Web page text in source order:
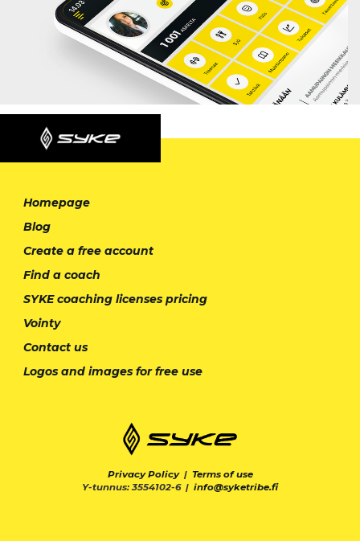
Homepage
Blog
Create a free account
Find a coach
SYKE coaching licenses pricing
Vointy
Contact us
Logos and images for free use
Privacy Policy| Terms of use
Y-tunnus: 3554102-6 | info@syketribe.fi